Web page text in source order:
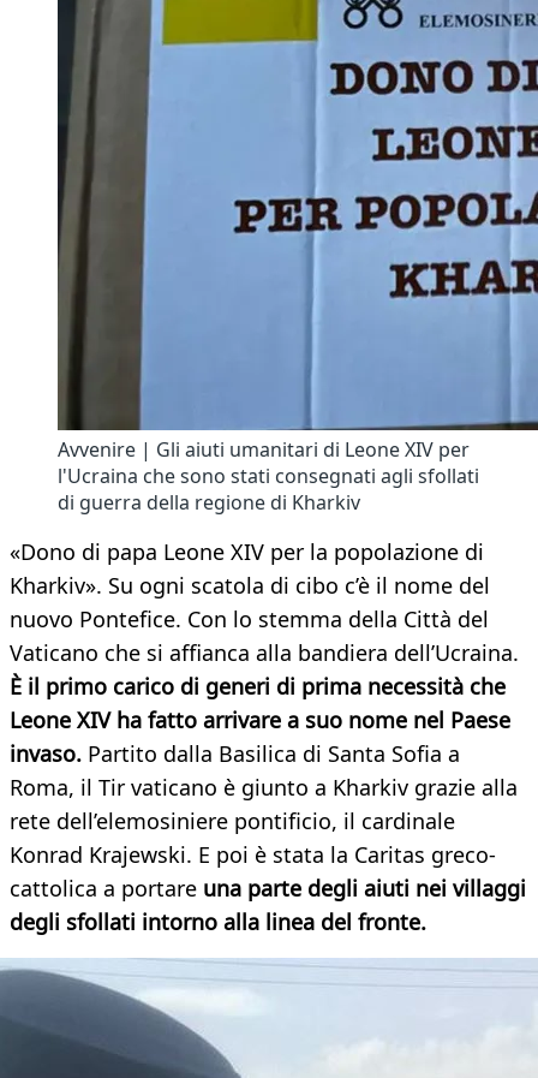
Avvenire | Gli aiuti umanitari di Leone XIV per
l'Ucraina che sono stati consegnati agli sfollati
di guerra della regione di Kharkiv
«Dono di papa Leone XIV per la popolazione di
Kharkiv». Su ogni scatola di cibo c’è il nome del
nuovo Pontefice. Con lo stemma della Città del
Vaticano che si affianca alla bandiera dell’Ucraina.
È il primo carico di generi di prima necessità che
Leone XIV ha fatto arrivare a suo nome nel Paese
invaso. Partito dalla Basilica di Santa Sofia a
Roma, il Tir vaticano è giunto a Kharkiv grazie alla
rete dell’elemosiniere pontificio, il cardinale
Konrad Krajewski. E poi è stata la Caritas greco-
cattolica a portare una parte degli aiuti nei villaggi
degli sfollati intorno alla linea del fronte.